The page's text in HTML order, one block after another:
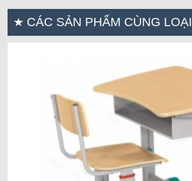
CÁC SẢN PHẨM CÙNG LOẠI